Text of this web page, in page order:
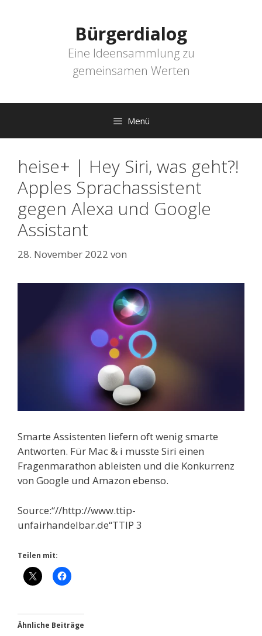
Bürgerdialog
Eine Ideensammlung zu
gemeinsamen Werten
Menü
heise+ | Hey Siri, was geht?!
Apples Sprachassistent
gegen Alexa und Google
Assistant
28. November 2022 von
Smarte Assistenten liefern oft wenig smarte
Antworten. Für Mac & i musste Siri einen
Fragenmarathon ableisten und die Konkurrenz
von Google und Amazon ebenso.
Source:“//http://www.ttip-
unfairhandelbar.de“TTIP 3
Teilen mit:
Ähnliche Beiträge